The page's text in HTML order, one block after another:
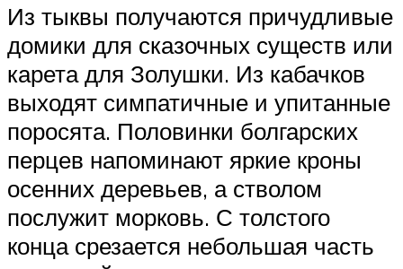
Из тыквы получаются причудливые
домики для сказочных существ или
карета для Золушки. Из кабачков
выходят симпатичные и упитанные
поросята. Половинки болгарских
перцев напоминают яркие кроны
осенних деревьев, а стволом
послужит морковь. С толстого
конца срезается небольшая часть